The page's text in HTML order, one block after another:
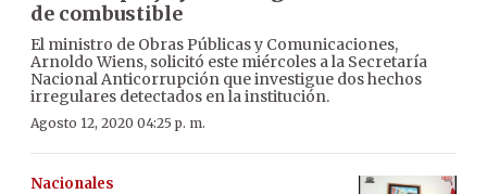
de combustible
El ministro de Obras Públicas y Comunicaciones,
Arnoldo Wiens, solicitó este miércoles a la Secretaría
Nacional Anticorrupción que investigue dos hechos
irregulares detectados en la institución.
Agosto 12, 2020 04:25 p. m.
Nacionales